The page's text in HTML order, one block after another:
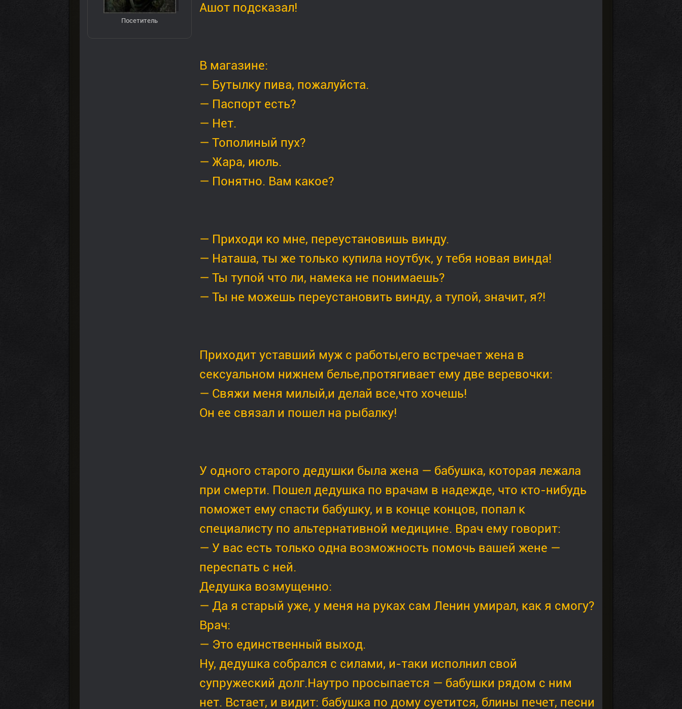
Посетитель
Ашот подсказал!
В магазине:
— Бутылку пива, пожалуйста.
— Паспорт есть?
— Нет.
— Тополиный пух?
— Жара, июль.
— Понятно. Вам какое?
— Приходи ко мне, переустановишь винду.
— Наташа, ты же только купила ноутбук, у тебя новая винда!
— Ты тупой что ли, намека не понимаешь?
— Ты не можешь переустановить винду, а тупой, значит, я?!
Приходит уставший муж с работы,его встречает жена в
ceкcуальном нижнем белье,протягивает ему две веревочки:
— Свяжи меня милый,и делай все,что хочешь!
Он ее связал и пошел на рыбалку!
У одного старого дедушки была жена — бабушка, которая лежала
при смерти. Пошел дедушка по врачам в надежде, что кто-нибудь
поможет ему спасти бабушку, и в конце концов, попал к
специалисту по альтернативной медицине. Врач ему говорит:
— У вас есть только одна возможность помочь вашей жене —
переспать с ней.
Дедушка возмущенно:
— Да я старый уже, у меня на руках сам Ленин умирал, как я смогу?
Врач:
— Это единственный выход.
Ну, дедушка собрался с силами, и-таки исполнил свой
супружеский долг.Наутро просыпается — бабушки рядом с ним
нет. Встает, и видит: бабушка по дому суетится, блины печет, песни